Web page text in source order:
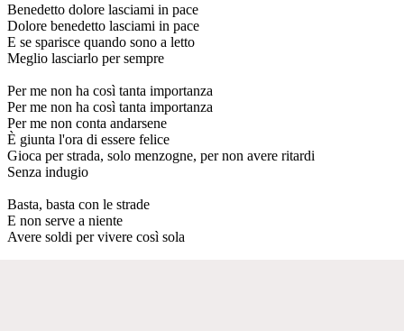
Benedetto dolore lasciami in pace
Dolore benedetto lasciami in pace
E se sparisce quando sono a letto
Meglio lasciarlo per sempre
Per me non ha così tanta importanza
Per me non ha così tanta importanza
Per me non conta andarsene
È giunta l'ora di essere felice
Gioca per strada, solo menzogne, per non avere ritardi
Senza indugio
Basta, basta con le strade
E non serve a niente
Avere soldi per vivere così sola